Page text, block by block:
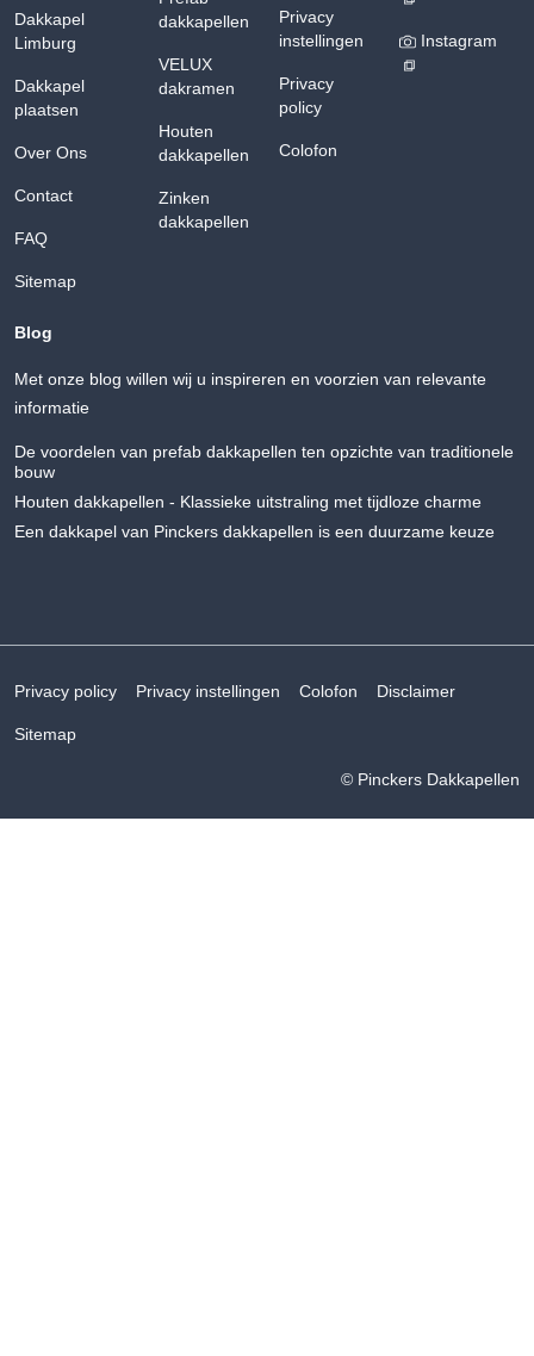
Dakkapel
Limburg
Dakkapel
plaatsen
Over Ons
Contact
FAQ
Sitemap
dakkapellen
VELUX
dakramen
Houten
dakkapellen
Zinken
dakkapellen
Privacy
instellingen
Privacy
policy
Colofon
Instagram
Blog
Met onze blog willen wij u inspireren en voorzien van relevante
informatie
De voordelen van prefab dakkapellen ten opzichte van traditionele
bouw
Houten dakkapellen - Klassieke uitstraling met tijdloze charme
Een dakkapel van Pinckers dakkapellen is een duurzame keuze
Privacy policy Privacy instellingen Colofon Disclaimer
Sitemap
© Pinckers Dakkapellen